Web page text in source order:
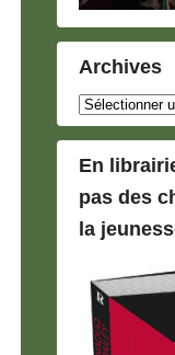
Archives
Archives
En
pas des
la